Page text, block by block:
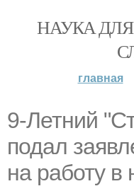
НАУКА
главная
9-Летний
подал
на работу в